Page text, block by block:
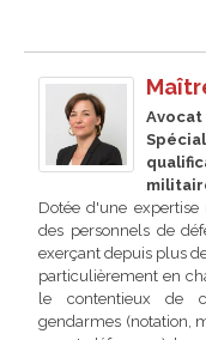
Dotée d'une
des personnels de
exerçant depuis plus
particulièrement en
le contentieux de
gendarmes (notation,